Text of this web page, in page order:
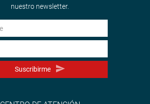
nuestro newsletter.
Suscribirme